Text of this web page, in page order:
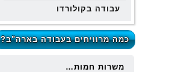
עבודה בקולורדו
כמה מרוויחים בעבודה בארה"ב?
משרות חמות…